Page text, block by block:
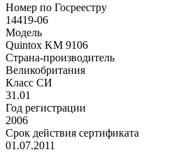
Номер по Госреестру
14419-06
Модель
Quintox KM 9106
Страна-производитель
Великобритания
Класс СИ
31.01
Год регистрации
2006
Срок действия сертификата
01.07.2011